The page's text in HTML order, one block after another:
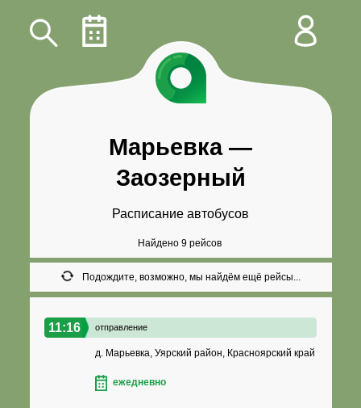
Марьевка—
Заозерный
Расписание автобусов
Найдено 9 рейсов
Подождите, возможно, мы найдём ещё рейсы...
11:16 отправление
д. Марьевка, Уярский район, Красноярский край
ежедневно